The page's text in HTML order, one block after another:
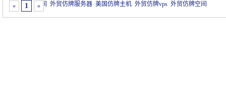
间
外贸仿牌服务器 美国仿牌主机 外贸仿牌vps 外贸仿牌空间
« 1 »